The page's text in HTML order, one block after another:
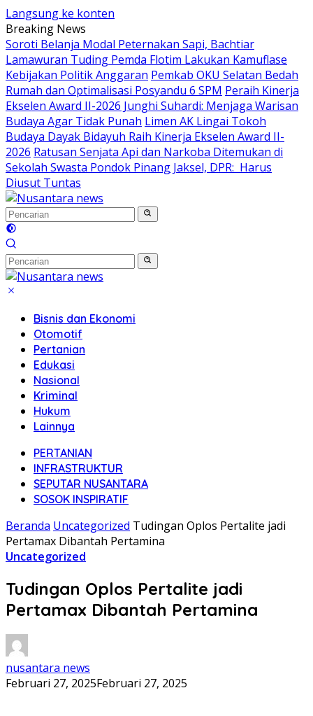
Langsung ke konten
Breaking News
Soroti Belanja Modal Peternakan Sapi, Bachtiar
Lamawuran Tuding Pemda Flotim Lakukan Kamuflase
Kebijakan Politik Anggaran Pemkab OKU Selatan Bedah
Rumah dan Optimalisasi Posyandu 6 SPM Peraih Kinerja
Ekselen Award II-2026 Junghi Suhardi: Menjaga Warisan
Budaya Agar Tidak Punah Limen AK Lingai Tokoh
Budaya Dayak Bidayuh Raih Kinerja Ekselen Award II-
2026 Ratusan Senjata Api dan Narkoba Ditemukan di
Sekolah Swasta Pondok Pinang Jaksel, DPR: Harus
Diusut Tuntas
Bisnis dan Ekonomi
Otomotif
Pertanian
Edukasi
Nasional
Kriminal
Hukum
Lainnya
PERTANIAN
INFRASTRUKTUR
SEPUTAR NUSANTARA
SOSOK INSPIRATIF
Beranda Uncategorized Tudingan Oplos Pertalite jadi
Pertamax Dibantah Pertamina
Uncategorized
Tudingan Oplos Pertalite jadi
Pertamax Dibantah Pertamina
nusantara news
Februari 27, 2025Februari 27, 2025